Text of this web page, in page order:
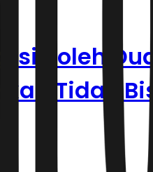
Boleh
Tidak